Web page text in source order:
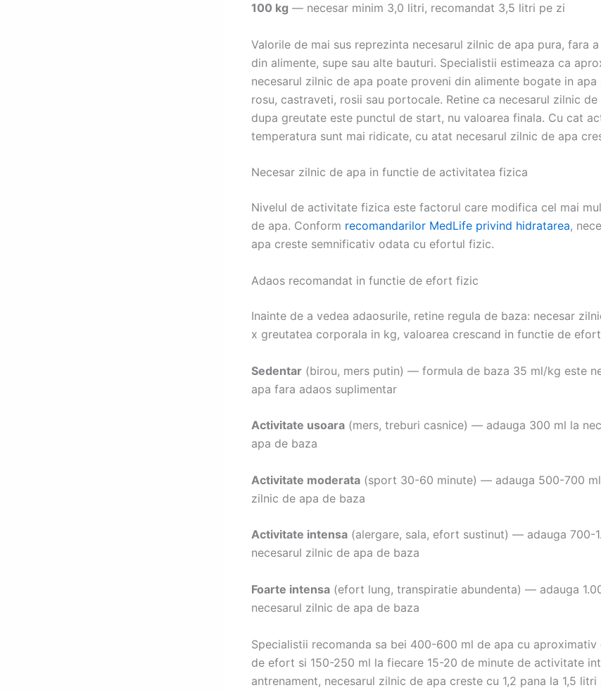
100 kg — necesar minim 3,0 litri, recomandat 3,5 litri pe zi
Valorile de mai sus reprezinta necesarul zilnic de apa pura, fara
din alimente, supe sau alte bauturi. Specialistii estimeaza ca
necesarul zilnic de apa poate proveni din alimente bogate in apa
rosu, castraveti, rosii sau portocale. Retine ca necesarul zilnic
dupa greutate este punctul de start, nu valoarea finala. Cu cat
temperatura sunt mai ridicate, cu atat necesarul zilnic de apa
Necesar zilnic de apa in functie de activitatea fizica
Nivelul de activitate fizica este factorul care modifica cel mai
de apa. Conform recomandarilor MedLife privind hidratarea,
apa creste semnificativ odata cu efortul fizic.
Adaos recomandat in functie de efort fizic
Inainte de a vedea adaosurile, retine regula de baza: necesar
x greutatea corporala in kg, valoarea crescand in functie de
Sedentar (birou, mers putin) — formula de baza 35 ml/kg este
apa fara adaos suplimentar
Activitate usoara (mers, treburi casnice) — adauga 300 ml la
apa de baza
Activitate moderata (sport 30-60 minute) — adauga 500-700 ml
zilnic de apa de baza
Activitate intensa (alergare, sala, efort sustinut) — adauga 700-
necesarul zilnic de apa de baza
Foarte intensa (efort lung, transpiratie abundenta) — adauga
necesarul zilnic de apa de baza
Specialistii recomanda sa bei 400-600 ml de apa cu aproximativ
de efort si 150-250 ml la fiecare 15-20 de minute de activitate
antrenament, necesarul zilnic de apa creste cu 1,2 pana la 1,5